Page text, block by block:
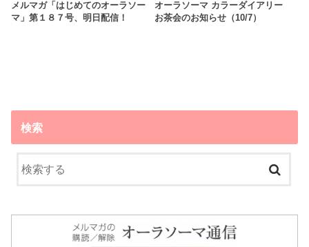
メルマガ「はじめてのオーラソー
マ」第１８７号、明日配信！
オーラソーマ カラーダイアリー
お茶会のお知らせ（10/7）
検索